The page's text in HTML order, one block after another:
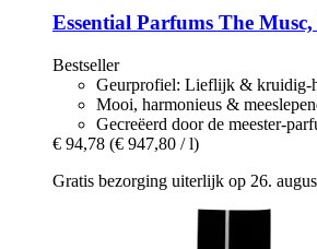
Essential Parfums The
Bestseller
Geurprofiel: Lieflijk & kruidig-
Mooi, harmonieus &
Gecreëerd door de meester-
€ 94,78 (€ 947,80 / l)
Gratis bezorging uiterlijk op 26.